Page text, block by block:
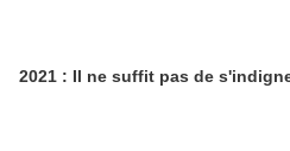
2021 : Il ne suffit pas de